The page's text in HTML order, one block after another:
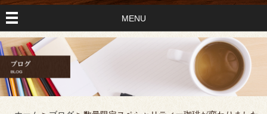
MENU